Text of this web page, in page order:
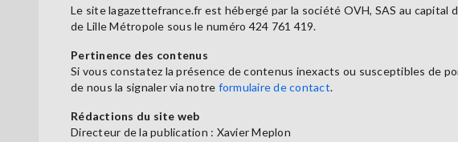
Le site lagazettefrance.fr est hébergé par la société OVH, SAS au capital
de Lille Métropole sous le numéro 424 761 419.
Pertinence des contenus
Si vous constatez la présence de contenus inexacts ou susceptibles de
de nous la signaler via notre formulaire de contact.
Rédactions du site web
Directeur de la publication : Xavier Meplon